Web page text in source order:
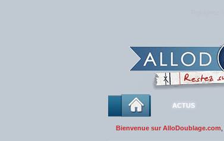
ACTUS
Bienvenue sur AlloDoublage.com